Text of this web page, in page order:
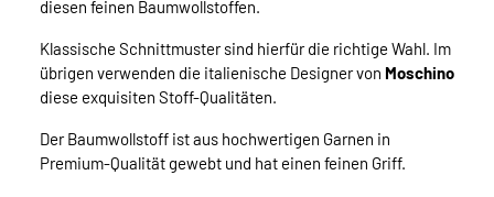
diesen feinen Baumwollstoffen.
Klassische Schnittmuster sind hierfür die richtige Wahl. Im
übrigen verwenden die italienische Designer von Moschino
diese exquisiten Stoff-Qualitäten.
Der Baumwollstoff ist aus hochwertigen Garnen in
Premium-Qualität gewebt und hat einen feinen Griff.